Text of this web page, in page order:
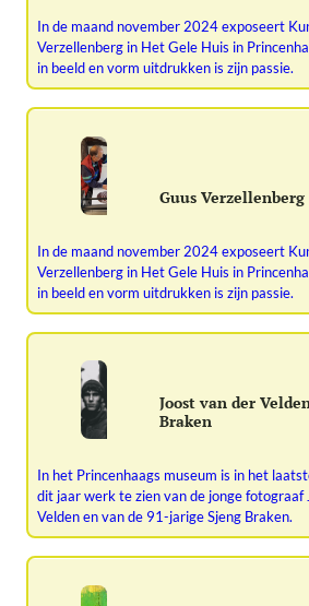
In de maand november 2024 exposeert
Verzellenberg in Het Gele Huis in
in beeld en vorm uitdrukken is zijn passie.
Guus Verzellenberg
In de maand november 2024 exposeert
Verzellenberg in Het Gele Huis in
in beeld en vorm uitdrukken is zijn passie.
Joost van der
Braken
In het Princenhaags museum is in het
dit jaar werk te zien van de jonge fotograaf
Velden en van de 91-jarige Sjeng Braken.